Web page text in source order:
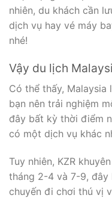
nhiên, du khách cần
dịch vụ hay vé máy
nhé!
Vậy du lịch
Có thể thấy,
bạn nên trải nghiệm
đây bất kỳ thời điểm
có một dịch vụ khác
Tuy nhiên, KZR
tháng 2-4 và 7-9,
chuyến đi chơi thú vị